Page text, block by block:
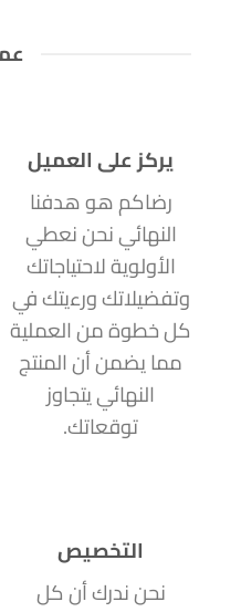
يركز على العميل
رضاكم هو هدفنا
النهائي نحن نعطي
الأولوية لاحتياجاتك
وتفضيلاتك ورءيتك في
كل خطوة من العملية
مما يضمن أن المنتج
النهائي يتجاوز
توقعاتك.
التخصيص
نحن ندرك أن كل